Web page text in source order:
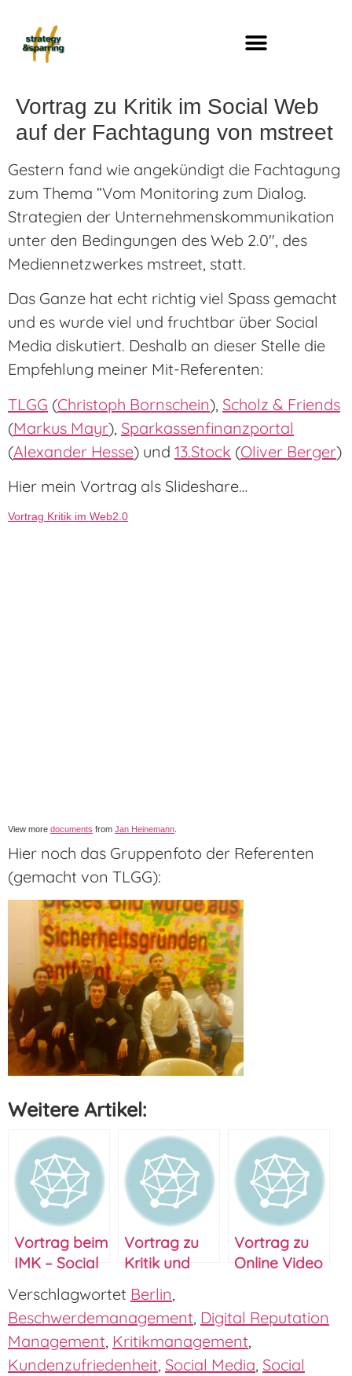
Vortrag zu Kritik im Social Web
auf der Fachtagung von mstreet
Gestern fand wie angekündigt die Fachtagung
zum Thema “Vom Monitoring zum Dialog.
Strategien der Unternehmenskommunikation
unter den Bedingungen des Web 2.0″, des
Mediennetzwerkes mstreet, statt.
Das Ganze hat echt richtig viel Spass gemacht
und es wurde viel und fruchtbar über Social
Media diskutiert. Deshalb an dieser Stelle die
Empfehlung meiner Mit-Referenten:
TLGG (Christoph Bornschein), Scholz & Friends
(Markus Mayr), Sparkassenfinanzportal
(Alexander Hesse) und 13.Stock (Oliver Berger)
Hier mein Vortrag als Slideshare…
Vortrag Kritik im Web2.0
View more documents from Jan Heinemann
Hier noch das Gruppenfoto der Referenten
(gemacht von TLGG):
Weitere Artikel:
Vortrag beim
IMK – Social
Media und
Digital
Reputation
Management
Vortrag zu
Kritik und
viralen
Effekten am
06.07
Vortrag zu
Online Video
Twittwoch
Berlin
Verschlagwortet Berlin,
Beschwerdemanagement, Digital Reputation
Management, Kritikmanagement,
Kundenzufriedenheit, Social Media, Social